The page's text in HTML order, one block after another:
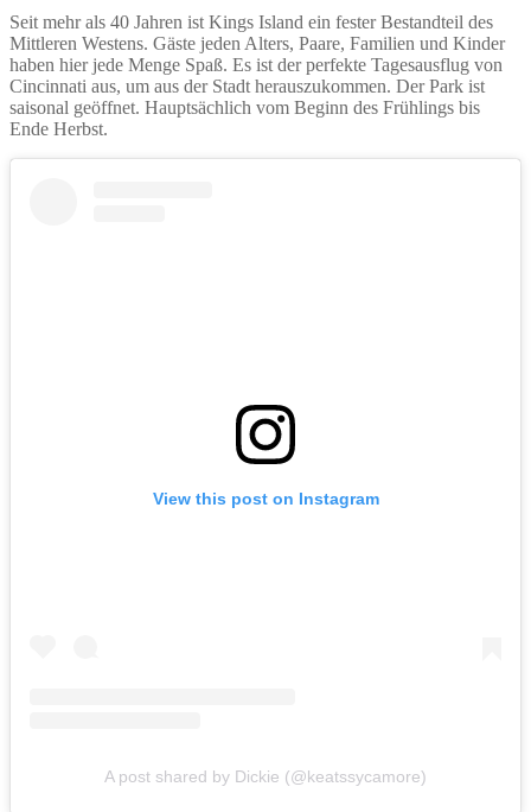
Seit mehr als 40 Jahren ist Kings Island ein fester Bestandteil des
Mittleren Westens. Gäste jeden Alters, Paare, Familien und Kinder
haben hier jede Menge Spaß. Es ist der perfekte Tagesausflug von
Cincinnati aus, um aus der Stadt herauszukommen. Der Park ist
saisonal geöffnet. Hauptsächlich vom Beginn des Frühlings bis
Ende Herbst.
View this post on Instagram
A post shared by Dickie (@keatssycamore)